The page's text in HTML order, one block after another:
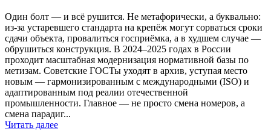
Один болт — и всё рушится. Не метафорически, а буквально:
из-за устаревшего стандарта на крепёж могут сорваться сроки
сдачи объекта, провалиться госприёмка, а в худшем случае —
обрушиться конструкция. В 2024–2025 годах в России
проходит масштабная модернизация нормативной базы по
метизам. Советские ГОСТы уходят в архив, уступая место
новым — гармонизированным с международными (ISO) и
адаптированным под реалии отечественной
промышленности. Главное — не просто смена номеров, а
смена парадиг...
Читать далее